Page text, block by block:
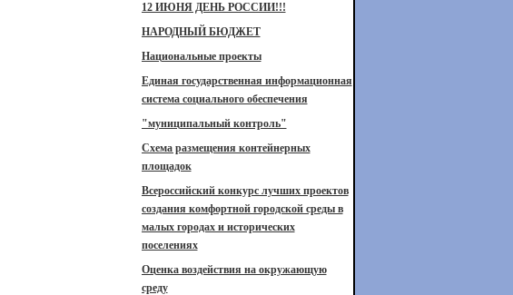
12 ИЮНЯ ДЕНЬ РОССИИ!!!
НАРОДНЫЙ БЮДЖЕТ
Национальные проекты
Единая государственная информационная
система социального обеспечения
"муниципальный контроль"
Схема размещения контейнерных
площадок
Всероссийский конкурс лучших проектов
создания комфортной городской среды в
малых городах и исторических
поселениях
Оценка воздействия на окружающую
среду